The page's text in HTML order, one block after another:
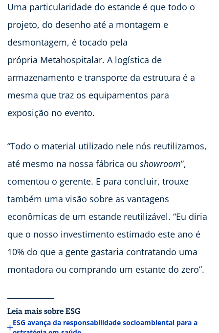
Uma particularidade do estande é que todo o
projeto, do desenho até a montagem e
desmontagem, é tocado pela
própria Metahospitalar. A logística de
armazenamento e transporte da estrutura é a
mesma que traz os equipamentos para
exposição no evento.
“Todo o material utilizado nele nós reutilizamos,
até mesmo na nossa fábrica ou showroom”,
comentou o gerente. E para concluir, trouxe
também uma visão sobre as vantagens
econômicas de um estande reutilizável. “Eu diria
que o nosso investimento estimado este ano é
10% do que a gente gastaria contratando uma
montadora ou comprando um estante do zero”.
Leia mais sobre ESG
ESG avança da responsabilidade socioambiental para a